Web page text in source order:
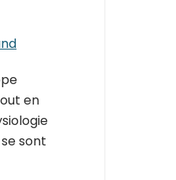
en
sont